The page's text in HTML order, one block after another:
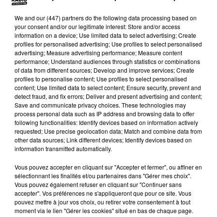
plusieurs jours. Pas de grands débordements de
prévus, seulement « une petite soirée de 15
personnes » nous confie-t-il.
Mathis* restera en petit comité comparé à Alice* qui
voit sa soirée en grand. À 50 dans une salle louée
spécialement pour l'occasion dans le sud de la Ville
rose*, la Toulousaine de 23 ans tient à rester
prudente sur les gestes barrières.
We and our (447) partnersdo the following data processing based on
your consent and/or our legitimate interest: Store and/or access
information on a device; Use limited data to select advertising; Create
profiles for personalised advertising; Use profiles to select personalised
advertising; Measure advertising performance; Measure content
performance; Understand audiences through statistics or combinations
of data from different sources; Develop and improve services; Create
profiles to personalise content; Use profiles to select personalised
content; Use limited data to select content; Ensure security, prevent and
detect fraud, and fix errors; Deliver and present advertising and content;
Save and communicate privacy choices. These technologies may
process personal data such as IP address and browsing data to offer
following functionalities: Identify devices based on information actively
requested; Use precise geolocation data; Match and combine data from
other data sources; Link different devices; Identify devices based on
information transmitted automatically.
Vous pouvez accepter en cliquant sur "Accepter et fermer", ou affiner en
sélectionnant les finalités et/ou partenaires dans "Gérer mes choix".
Vous pouvez également refuser en cliquant sur "Continuer sans
accepter". Vos préférences ne s'appliqueront que pour ce site. Vous
pouvez mettre à jour vos choix, ou retirer votre consentement à tout
moment via le lien "Gérer les cookies" situé en bas de chaque page.